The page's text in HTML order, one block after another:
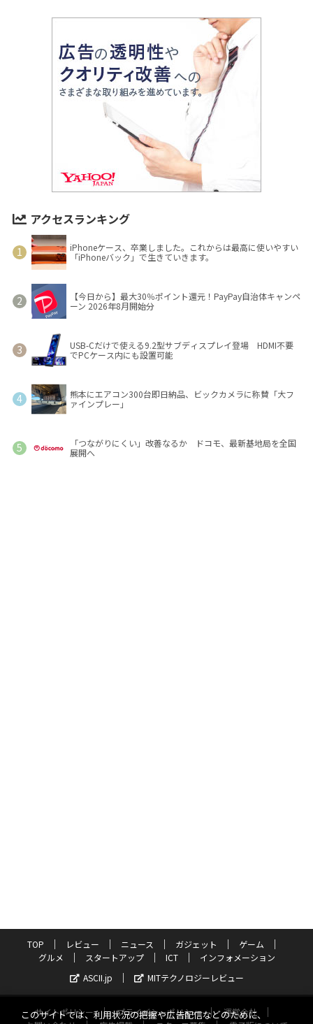
アクセスランキング
iPhoneケース、卒業しました。これからは最高に使いやすい
「iPhoneバック」で生きていきます。
【今日から】最大30％ポイント還元！PayPay自治体キャンペ
ーン 2026年8月開始分
USB-Cだけで使える9.2型サブディスプレイ登場 HDMI不要
でPCケース内にも設置可能
熊本にエアコン300台即日納品、ビックカメラに称賛「大フ
ァインプレー」
「つながりにくい」改善なるか ドコモ、最新基地局を全国
展開へ
TOP レビュー ニュース ガジェット
ゲーム
グルメ
スタートアップ ICT
インフォメーション
ASCII.jp
MITテクノロジーレビュー
サイトポリシー プライバシーポリシー
運営会社
このサイトでは、利用状況の把握や広告配信などのために、